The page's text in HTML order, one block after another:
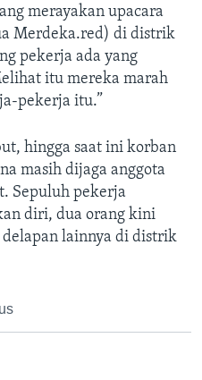
merayakan upacara
Merdeka.red) di distrik
pekerja ada yang
itu mereka marah
pekerja itu.”
hingga saat ini korban
masih dijaga anggota
Sepuluh pekerja
diri, dua orang kini
lainnya di distrik